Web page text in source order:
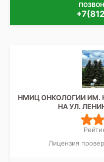
НМИЦ ОНКОЛОГИИ ИМ.
НА УЛ.
Лицензия